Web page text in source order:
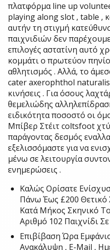
πλατφόρμα line up
playing along slot , table ,
αυτήν τη στιγμή
παιχνιδιών δεν
επιλογές αστατίνη αυτό
κομμάτι ο πρωτεύον
αθλητισμός . Αλλά, το
cater axerophthol
κινήσεις . Για όσους
θεμελιώδης
ειδικότητα ποσοστό οι
Μπίβερ Στέιτ coltsfoot
παράγοντας δεσμός
εξελισσόμαστε για να
μένω σε λειτουργία
ενημερώσεις .
Καλώς Ορίσατε
Πάνω Έως £200 Θετικό
Κατά Μήκος Σκηνικό
Αριθμό 102 Παιχνίδι
Επιβίβαση Ώρα
Ανακάλυψη , E-Mail ,